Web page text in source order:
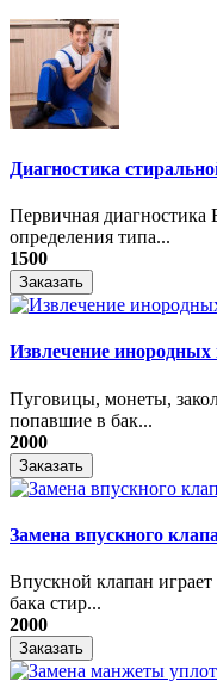
Диагностика
Первичная
определения типа...
1500
Заказать
Извлечение инородных
Пуговицы, монеты,
попавшие в бак...
2000
Заказать
Замена впускного
Впускной клапан
бака стир...
2000
Заказать